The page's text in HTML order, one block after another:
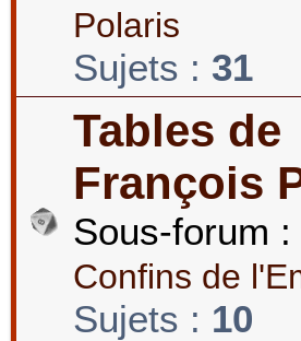
Polaris
Sujets : 31
Tables de
François
Sous-forum :
Confins de
Sujets : 10